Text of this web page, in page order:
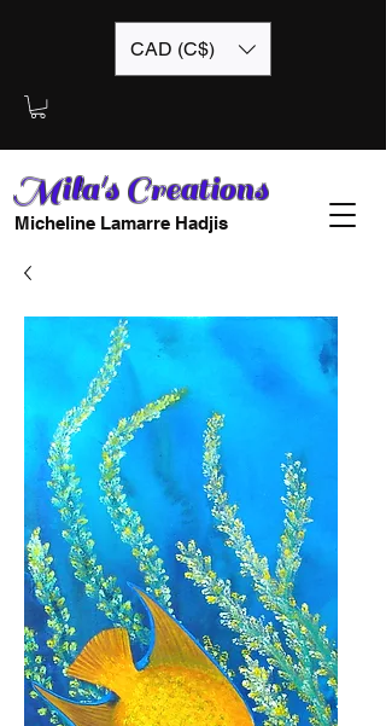
CAD (C$)
Mila's Creations
Micheline Lamarre Hadjis